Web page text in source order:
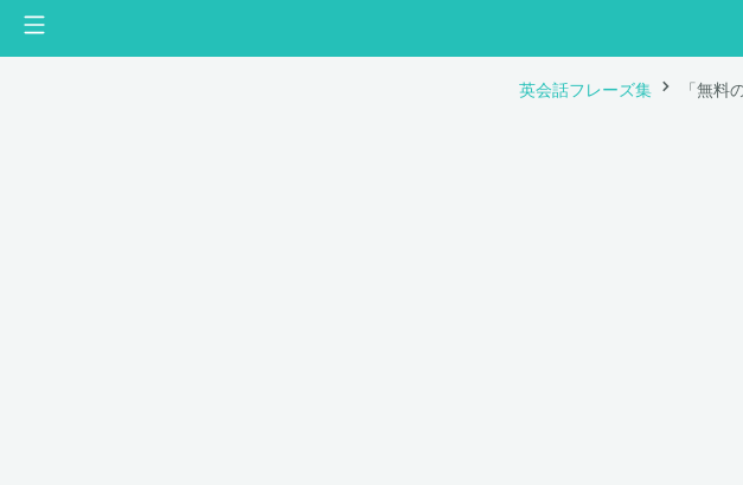
英会話フレーズ集